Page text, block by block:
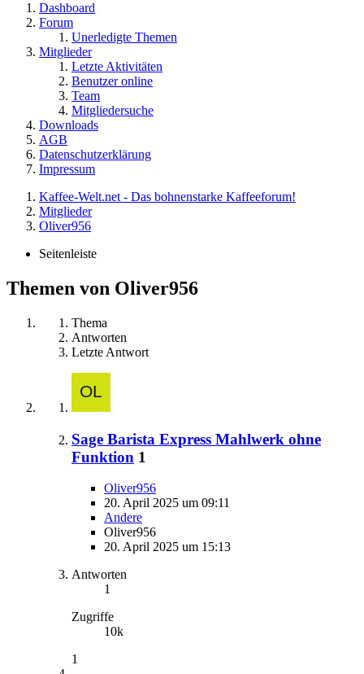
Dashboard
Forum
Unerledigte Themen
Mitglieder
Letzte Aktivitäten
Benutzer online
Team
Mitgliedersuche
Downloads
AGB
Datenschutzerklärung
Impressum
Kaffee-Welt.net - Das bohnenstarke Kaffeeforum!
Mitglieder
Oliver956
Seitenleiste
Themen von Oliver956
Thema
Antworten
Letzte Antwort
Sage Barista Express Mahlwerk ohne
Funktion 1
Oliver956
20. April 2025 um 09:11
Andere
Oliver956
20. April 2025 um 15:13
Antworten
1
Zugriffe
10k
1